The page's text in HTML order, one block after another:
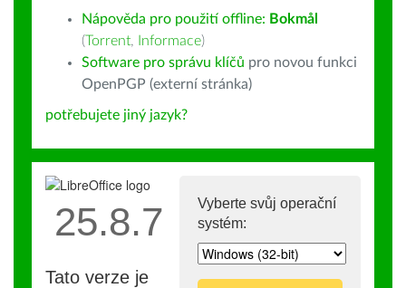
Nápověda pro použití offline: Bokmål
(Torrent, Informace)
Software pro správu klíčů pro novou funkci
OpenPGP (externí stránka)
potřebujete jiný jazyk?
Vyberte svůj operační
systém:
25.8.7
Tato verze je